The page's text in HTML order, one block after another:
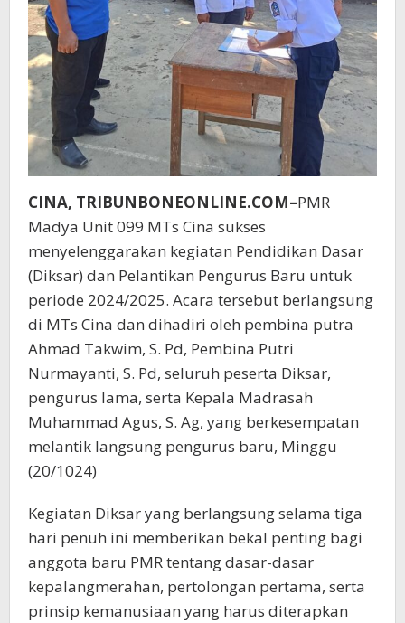
CINA, TRIBUNBONEONLINE.COM–PMR
Madya Unit 099 MTs Cina sukses
menyelenggarakan kegiatan Pendidikan Dasar
(Diksar) dan Pelantikan Pengurus Baru untuk
periode 2024/2025. Acara tersebut berlangsung
di MTs Cina dan dihadiri oleh pembina putra
Ahmad Takwim, S. Pd, Pembina Putri
Nurmayanti, S. Pd, seluruh peserta Diksar,
pengurus lama, serta Kepala Madrasah
Muhammad Agus, S. Ag, yang berkesempatan
melantik langsung pengurus baru, Minggu
(20/1024)
Kegiatan Diksar yang berlangsung selama tiga
hari penuh ini memberikan bekal penting bagi
anggota baru PMR tentang dasar-dasar
kepalangmerahan, pertolongan pertama, serta
prinsip kemanusiaan yang harus diterapkan